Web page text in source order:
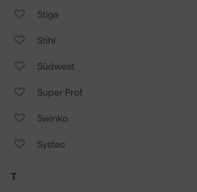
Stiga
Stihl
Südwest
Super Prof
Swinko
Systec
T